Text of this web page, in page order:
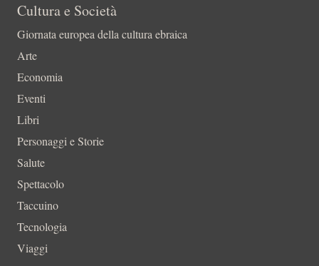
Cultura e Società
Giornata europea della cultura ebraica
Arte
Economia
Eventi
Libri
Personaggi e Storie
Salute
Spettacolo
Taccuino
Tecnologia
Viaggi